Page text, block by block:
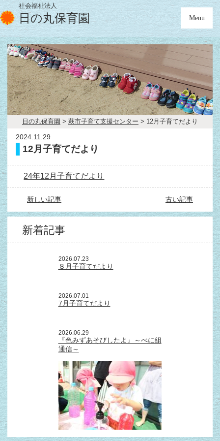
社会福祉法人
日の丸保育園 Menu
日の丸保育園 > 萩市子育て支援センター > 12月子育てだより
2024.11.29
12月子育てだより
24年12月子育てだより
新しい記事 古い記事
新着記事
2026.07.23
８月子育てだより
2026.07.01
7月子育てだより
2026.06.29
『色みずあそびしたよ』～べに組
通信～